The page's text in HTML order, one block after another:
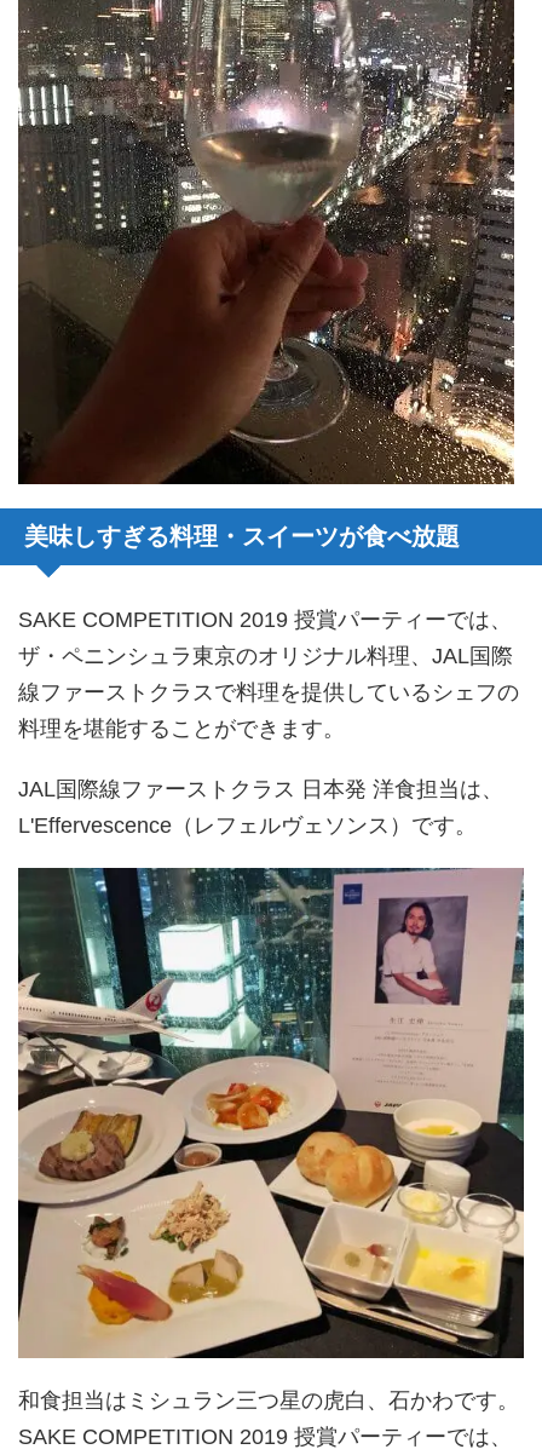
美味しすぎる料理・スイーツが食べ放題
SAKE COMPETITION 2019 授賞パーティーでは、
ザ・ペニンシュラ東京のオリジナル料理、JAL国際
線ファーストクラスで料理を提供しているシェフの
料理を堪能することができます。
JAL国際線ファーストクラス 日本発 洋食担当は、
L'Effervescence（レフェルヴェソンス）です。
和食担当はミシュラン三つ星の虎白、石かわです。
SAKE COMPETITION 2019 授賞パーティーでは、